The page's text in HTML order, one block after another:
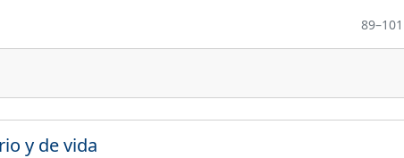
89–101
y de vida